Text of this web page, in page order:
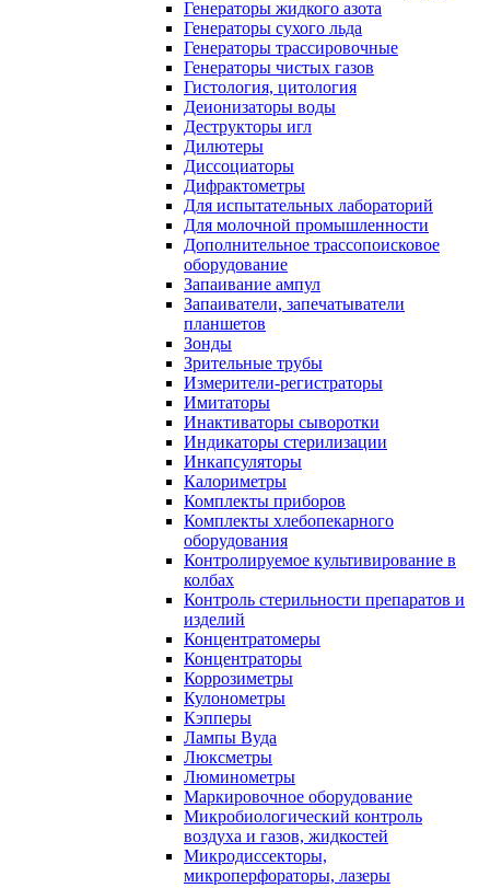
Генераторы жидкого азота
Генераторы сухого льда
Генераторы трассировочные
Генераторы чистых газов
Гистология, цитология
Деионизаторы воды
Деструкторы игл
Дилютеры
Диссоциаторы
Дифрактометры
Для испытательных лабораторий
Для молочной промышленности
Дополнительное трассопоисковое
оборудование
Запаивание ампул
Запаиватели, запечатыватели
планшетов
Зонды
Зрительные трубы
Измерители-регистраторы
Имитаторы
Инактиваторы сыворотки
Индикаторы стерилизации
Инкапсуляторы
Калориметры
Комплекты приборов
Комплекты хлебопекарного
оборудования
Контролируемое культивирование в
колбах
Контроль стерильности препаратов и
изделий
Концентратомеры
Концентраторы
Коррозиметры
Кулонометры
Кэпперы
Лампы Вуда
Люксметры
Люминометры
Маркировочное оборудование
Микробиологический контроль
воздуха и газов, жидкостей
Микродиссекторы,
микроперфораторы, лазеры